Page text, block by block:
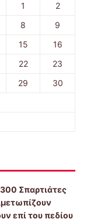
1
2
8
9
15
16
22
23
29
30
Σπαρτιάτες
επί του πεδίου